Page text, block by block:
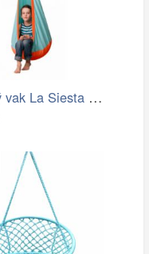
Závěsný vak La Siesta JOKI Outdoor - IN